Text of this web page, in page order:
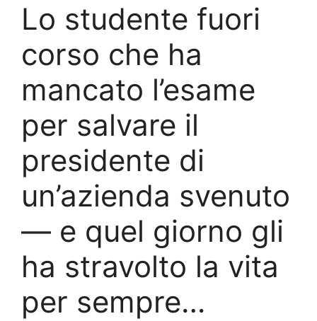
Lo studente fuori
corso che ha
mancato l’esame
per salvare il
presidente di
un’azienda svenuto
— e quel giorno gli
ha stravolto la vita
per sempre…